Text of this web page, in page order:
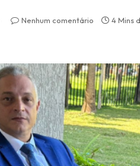
Nenhum comentário 4 Mins